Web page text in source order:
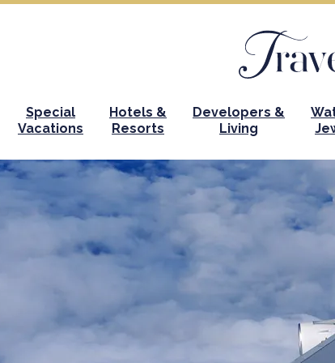
Special
Vacations
Hotels &
Resorts
Developers &
Living